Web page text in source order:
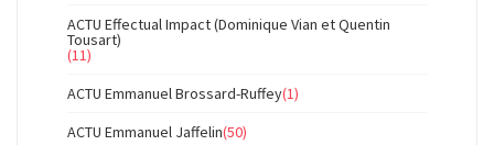
ACTU Effectual Impact (Dominique Vian et Quentin
Tousart)
(11)
ACTU Emmanuel Brossard-Ruffey(1)
ACTU Emmanuel Jaffelin(50)